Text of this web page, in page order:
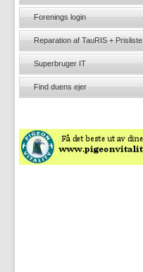
Forenings login
Reparation af TauRIS + Prisliste
Superbruger IT
Find duens ejer